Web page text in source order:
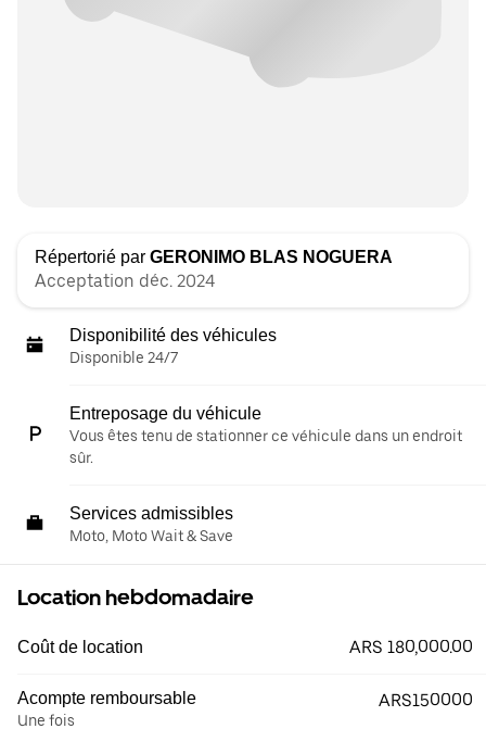
Répertorié par GERONIMO BLAS NOGUERA
Acceptation déc. 2024
Disponibilité des véhicules
Disponible 24/7
Entreposage du véhicule
Vous êtes tenu de stationner ce véhicule dans un endroit
sûr.
Services admissibles
Moto, Moto Wait & Save
Location hebdomadaire
Coût de location ARS 180,000.00
Acompte remboursable
Une fois
ARS150000